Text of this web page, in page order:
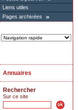
Liens utiles
Pages archivées
Annuaires
Rechercher
Sur ce site